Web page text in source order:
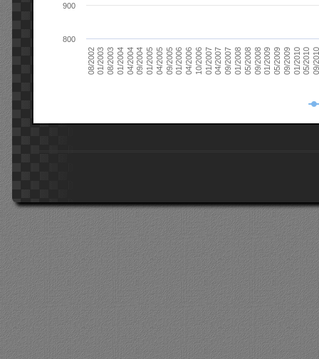
08/200201/200308/200301/200404/200409/200401/200504/200509/200501/200604/200610/200601/200704/200709/200701/200805/200809/200801/200905/200909/200901/201005/201009/
800
900